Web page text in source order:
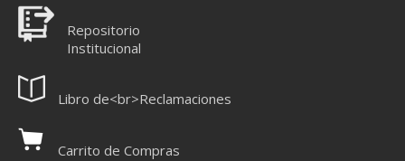
Repositorio
Institucional
Libro de<br>Reclamaciones
Carrito de Compras